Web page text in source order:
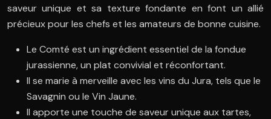
saveur unique et sa texture fondante en font un allié
précieux pour les chefs et les amateurs de bonne cuisine.
Le Comté est un ingrédient essentiel de la fondue
jurassienne, un plat convivial et réconfortant.
Il se marie à merveille avec les vins du Jura, tels que le
Savagnin ou le Vin Jaune.
Il apporte une touche de saveur unique aux tartes,